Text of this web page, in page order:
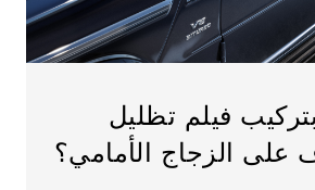
فيلم تظليل
على الزجاج الأمامي؟